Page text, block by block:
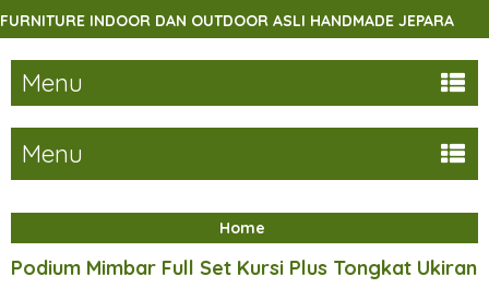
INDOOR DAN OUTDOOR ASLI HANDMADE JEPARA
Menu
Menu
Home
Podium Mimbar Full Set Kursi Plus Tongkat Ukiran